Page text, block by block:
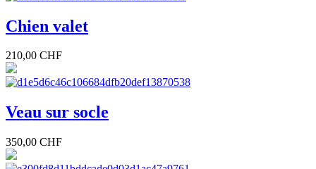
Chien valet
210,00 CHF
Veau sur socle
350,00 CHF